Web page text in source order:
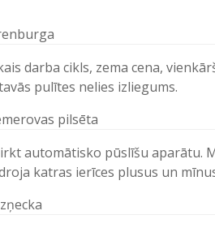
darba cikls, zema cena,
pulītes nelies izliegums.
pilsēta
automātisko pūslīšu aparātu.
katras ierīces plusus un